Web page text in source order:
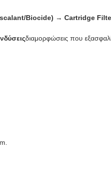
Biocide) → Cartridge
διαμορφώσεις που